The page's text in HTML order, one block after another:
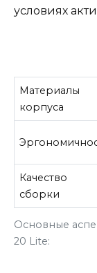
условиях
Основные
20 Lite:
Материалы
корпуса
Качество
сборки